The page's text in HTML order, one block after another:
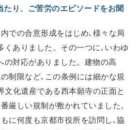
たり、ご苦労のエピソードをお聞
での合意形成をはじめ､様々な局
くありました。その一つに､いわゆ
の対応がありました。建物の高
制限など､この条例には細かな規
文化遺産である西本願寺の正面と
厳しい規制が敷かれていました。
に何度も京都市役所を訪問し､協